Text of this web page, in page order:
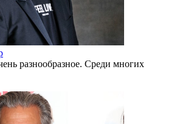
разнообразное. Среди многих